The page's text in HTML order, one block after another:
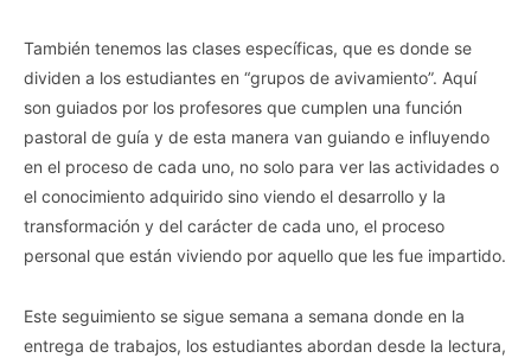
También tenemos las clases específicas, que es donde se
dividen a los estudiantes en “grupos de avivamiento”. Aquí
son guiados por los profesores que cumplen una función
pastoral de guía y de esta manera van guiando e influyendo
en el proceso de cada uno, no solo para ver las actividades o
el conocimiento adquirido sino viendo el desarrollo y la
transformación y del carácter de cada uno, el proceso
personal que están viviendo por aquello que les fue impartido.
Este seguimiento se sigue semana a semana donde en la
entrega de trabajos, los estudiantes abordan desde la lectura,